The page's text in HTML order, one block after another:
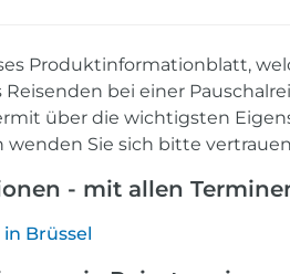
Produktinformationblatt,
bei einer
über die wichtigsten
wenden Sie sich bitte
- mit allen
Brüssel